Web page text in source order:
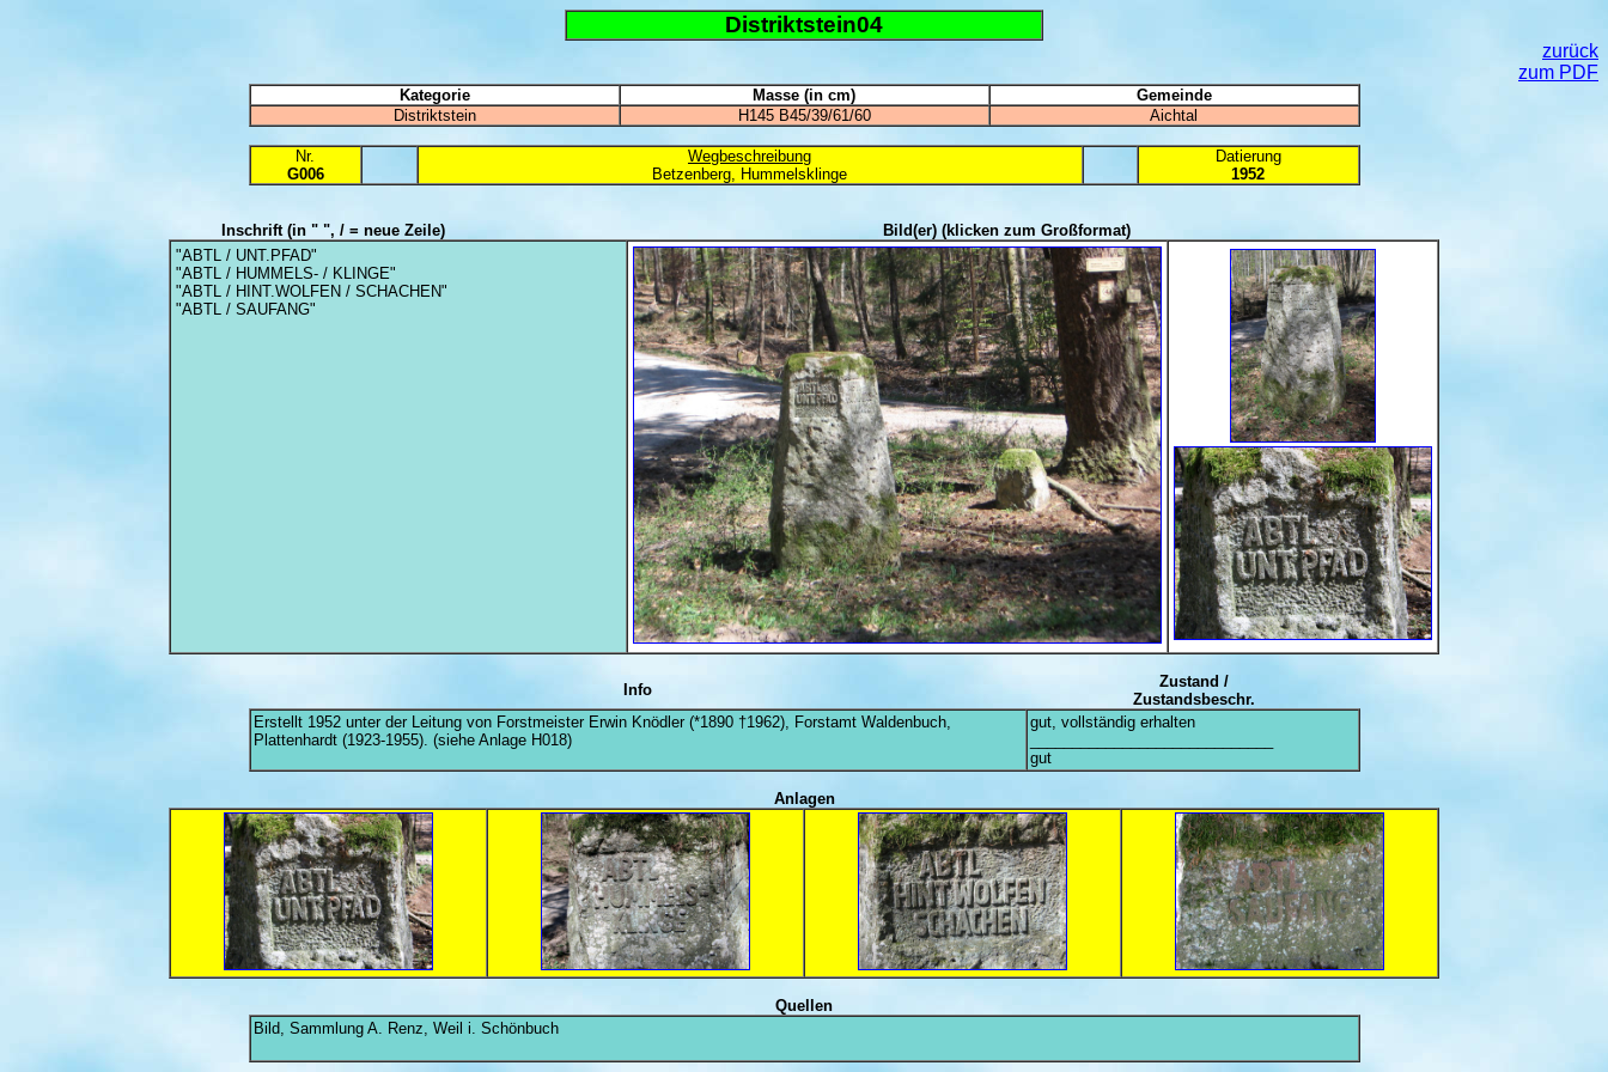
Distriktstein04
zurück
zum PDF
Kategorie Masse (in cm)
Gemeinde
Distriktstein
H145 B45/39/61/60 Aichtal
Nr.
G006
Wegbeschreibung
Betzenberg, Hummelsklinge
Datierung
1952
Inschrift(in " ", / = neue Zeile) Bild(er) (klicken zum Großformat)
"ABTL / UNT.PFAD"
"ABTL / HUMMELS- / KLINGE"
"ABTL / HINT.WOLFEN / SCHACHEN"
"ABTL / SAUFANG"
Info
Zustand /
Zustandsbeschr.
Erstellt 1952 unter der Leitung von Forstmeister Erwin Knödler (*1890 †1962), Forstamt Waldenbuch,
Plattenhardt (1923-1955). (siehe Anlage H018)
gut, vollständig erhalten
gut
Anlagen
Quellen
Bild, Sammlung A. Renz, Weil i. Schönbuch